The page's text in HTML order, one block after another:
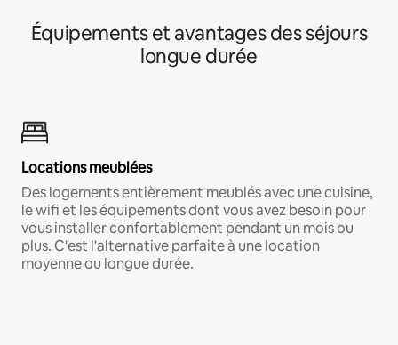
Équipements et avantages des séjours
longue durée
Locations meublées
Des logements entièrement meublés avec une cuisine,
le wifi et les équipements dont vous avez besoin pour
vous installer confortablement pendant un mois ou
plus. C'est l'alternative parfaite à une location
moyenne ou longue durée.